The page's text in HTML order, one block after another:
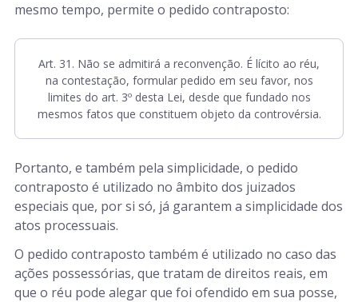
mesmo tempo, permite o pedido contraposto:
Art. 31. Não se admitirá a reconvenção. É lícito ao réu,
na contestação, formular pedido em seu favor, nos
limites do art. 3º desta Lei, desde que fundado nos
mesmos fatos que constituem objeto da controvérsia.
Portanto, e também pela simplicidade, o pedido
contraposto é utilizado no âmbito dos juizados
especiais que, por si só, já garantem a simplicidade dos
atos processuais.
O pedido contraposto também é utilizado no caso das
ações possessórias, que tratam de direitos reais, em
que o réu pode alegar que foi ofendido em sua posse,